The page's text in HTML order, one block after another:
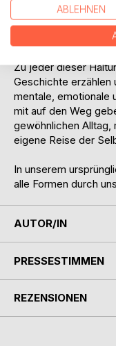
Die Haltung des
Existenzangst, die
Haltung zur
Zu jeder dieser
Geschichte erzählen
mentale, emotionale
mit auf den Weg
gewöhnlichen Alltag,
eigene Reise der
In unserem
alle Formen durch
AUTOR/IN
PRESSESTIMMEN
REZENSIONEN
ABLEHNEN